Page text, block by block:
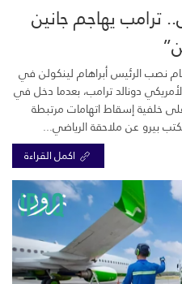
ترامب يهاجم جانين
نصب الرئيس أبراهام لينكولن في
دونالد ترامب، بعدما دخل في
خلفية إسقاط اتهامات مرتبطة
بيرو عن ملاحقة الرياضي...
اكمل القراءة